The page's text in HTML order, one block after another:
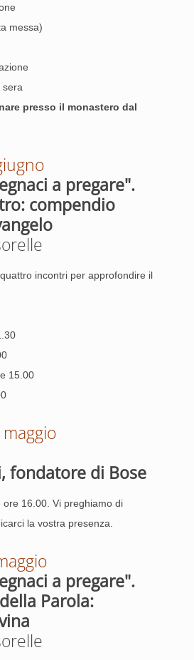
messa)
sera
presso il monastero dal
a pregare".
compendio
incontri per approfondire il
15.00
fondatore di Bose
16.00. Vi preghiamo di
la vostra presenza.
a pregare".
Parola: